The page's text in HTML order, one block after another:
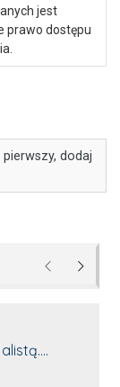
jest
prawo dostępu
dodaj
Poprzednie